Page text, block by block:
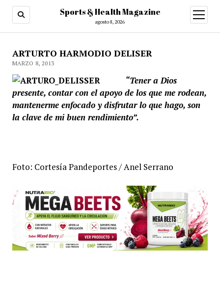
Sports & Health Magazine
agosto 8, 2026
abrir
menú
ARTURTO HARMODIO DELISER
MARZO 8, 2013
“Tener a Dios
presente, contar con el apoyo de los que me rodean,
mantenerme enfocado y disfrutar lo que hago, son
la clave de mi buen rendimiento”.
Foto: Cortesía Pandeportes /Anel Serrano